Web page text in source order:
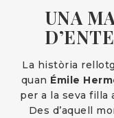
UNA
La història
quan Émile
per a la seva
Des d’aquell